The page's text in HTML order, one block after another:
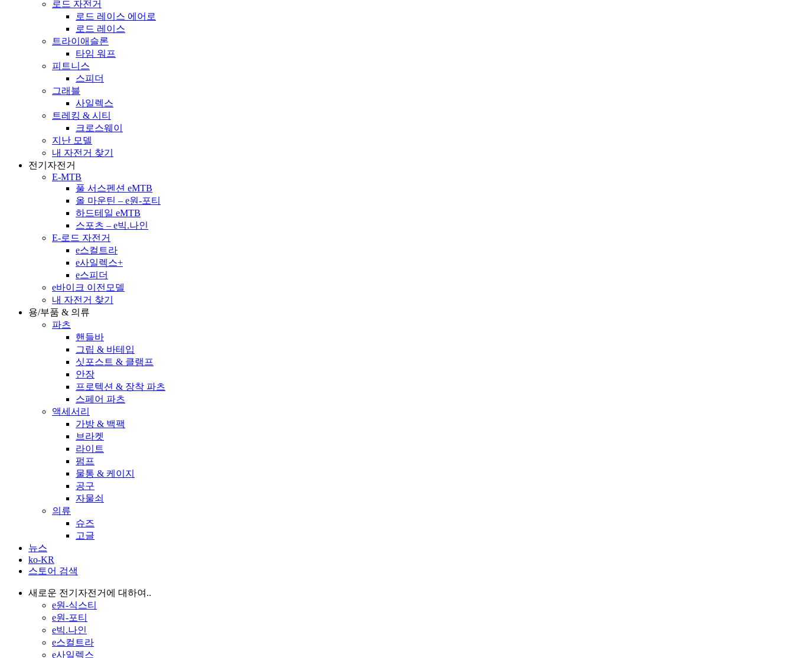
로드 자전거
로드 레이스 에어로
로드 레이스
트라이애슬론
타임 워프
피트니스
스피더
그래블
사일렉스
트레킹 & 시티
크로스웨이
지난 모델
내 자전거 찾기
전기자전거
E-MTB
풀 서스펜션 eMTB
올 마운틴 – e원-포티
하드테일 eMTB
스포츠 – e빅.나인
E-로드 자전거
e스컬트라
e사일렉스+
e스피더
e바이크 이전모델
내 자전거 찾기
용/부품 & 의류
파츠
핸들바
그립 & 바테입
싯포스트 & 클램프
안장
프로텍션 & 장착 파츠
스페어 파츠
액세서리
가방 & 백팩
브라켓
라이트
펌프
물통 & 케이지
공구
자물쇠
의류
슈즈
고글
뉴스
ko-KR
스토어 검색
새로운 전기자전거에 대하여..
e원-식스티
e원-포티
e빅.나인
e스컬트라
e사일렉스